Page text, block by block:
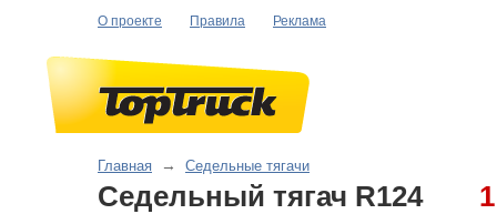
О проекте Правила Реклама
Главная → Седельные тягачи
Седельный тягач R124